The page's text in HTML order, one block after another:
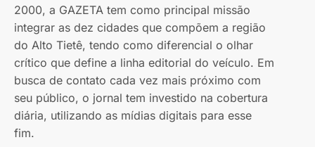
2000, a GAZETA tem como principal missão
integrar as dez cidades que compõem a região
do Alto Tietê, tendo como diferencial o olhar
crítico que define a linha editorial do veículo. Em
busca de contato cada vez mais próximo com
seu público, o jornal tem investido na cobertura
diária, utilizando as mídias digitais para esse
fim.